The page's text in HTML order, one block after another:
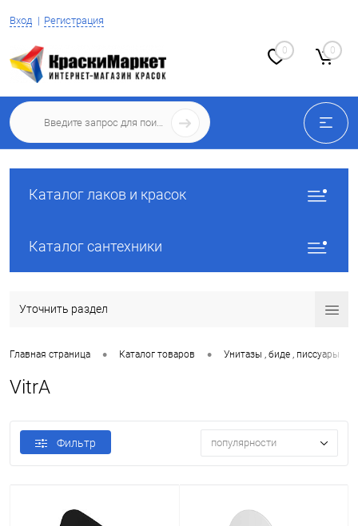
Вход Регистрация
0 0
Каталог лаков и красок
Каталог сантехники
Уточнить раздел
Главная страница • Каталог товаров • Унитазы , биде , писсуары
VitrA
Фильтр популярности